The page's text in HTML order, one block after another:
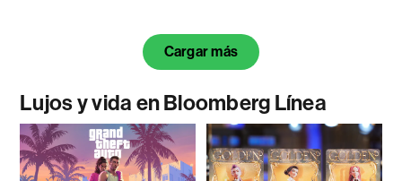
Cargar más
Lujos y vida en Bloomberg Línea